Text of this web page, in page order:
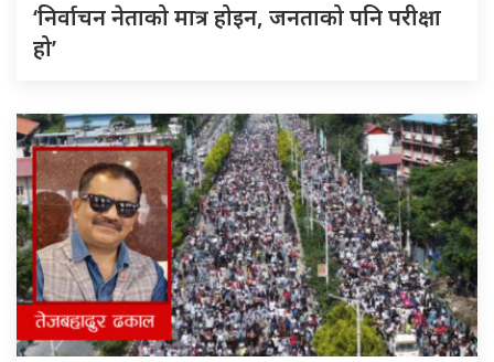
‘निर्वाचन नेताको मात्र होइन, जनताको पनि परीक्षा
हो’